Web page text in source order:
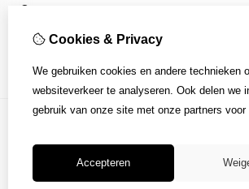
Contact
Algemene Voorwaarden
Cookies & Privacy
We gebruiken cookies en andere technieken
websiteverkeer te analyseren. Ook delen we
gebruik van onze site met onze partners voor
Accepteren